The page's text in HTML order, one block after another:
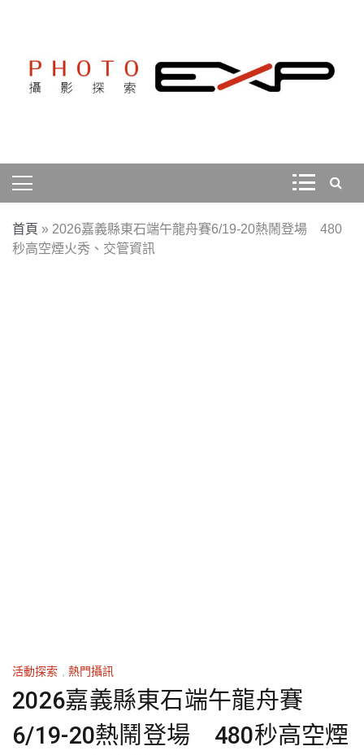
首頁 » 2026嘉義縣東石端午龍舟賽6/19-20熱鬧登場 480
秒高空煙火秀、交管資訊
活動探索 熱門攝訊
2026嘉義縣東石端午龍舟賽
6/19-20熱鬧登場 480秒高空煙